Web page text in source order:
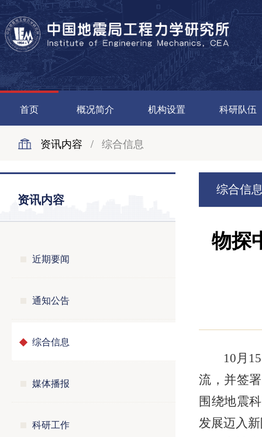
首页 概况简介 机构设置 科研队伍
资讯内容 / 综合信息
资讯内容
近期要闻
通知公告
综合信息
媒体播报
科研工作
综合信
物探
10月
流，并签
围绕地震
发展迈入